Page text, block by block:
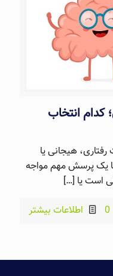
کدام انتخاب
رفتاری، هیجانی یا
یک پرسش مهم مواجه
است یا […]
0
اطلاعات بیشتر